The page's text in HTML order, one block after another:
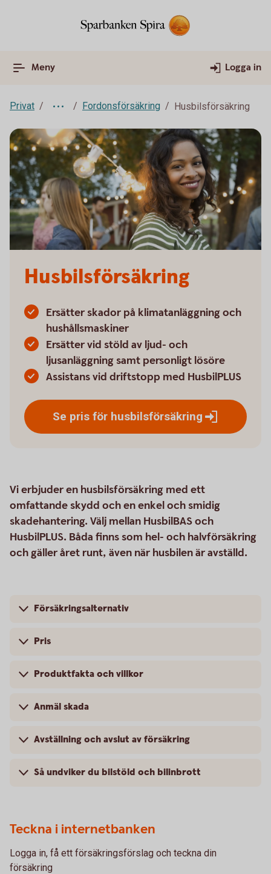
Meny Logga in
Privat Fordonsförsäkring Husbilsförsäkring
Husbilsförsäkring
Ersätter skador på klimatanläggning och
hushållsmaskiner
Ersätter vid stöld av ljud- och
ljusanläggning samt personligt lösöre
Assistans vid driftstopp med HusbilPLUS
Se pris för husbilsförsäkring
Vi erbjuder en husbilsförsäkring med ett
omfattande skydd och en enkel och smidig
skadehantering. Välj mellan HusbilBAS och
HusbilPLUS. Båda finns som hel- och halvförsäkring
och gäller året runt, även när husbilen är avställd.
Försäkringsalternativ
Pris
Produktfakta och villkor
Anmäl skada
Avställning och avslut av försäkring
Så undviker du bilstöld och bilinbrott
Teckna i internetbanken
Logga in, få ett försäkringsförslag och teckna din
försäkring